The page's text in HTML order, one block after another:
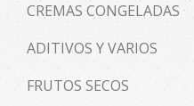
CREMAS CONGELADAS
ADITIVOS Y VARIOS
FRUTOS SECOS